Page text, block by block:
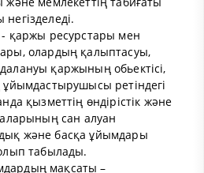
- қаржы ресурстары мен
олардың қалыптасуы,
қаржының обьектісі,
ұйымдастырушысы ретіндегі
қызметтің өндірістік және
сан алуан
және басқа ұйымдары
табылады.
мақсаты –